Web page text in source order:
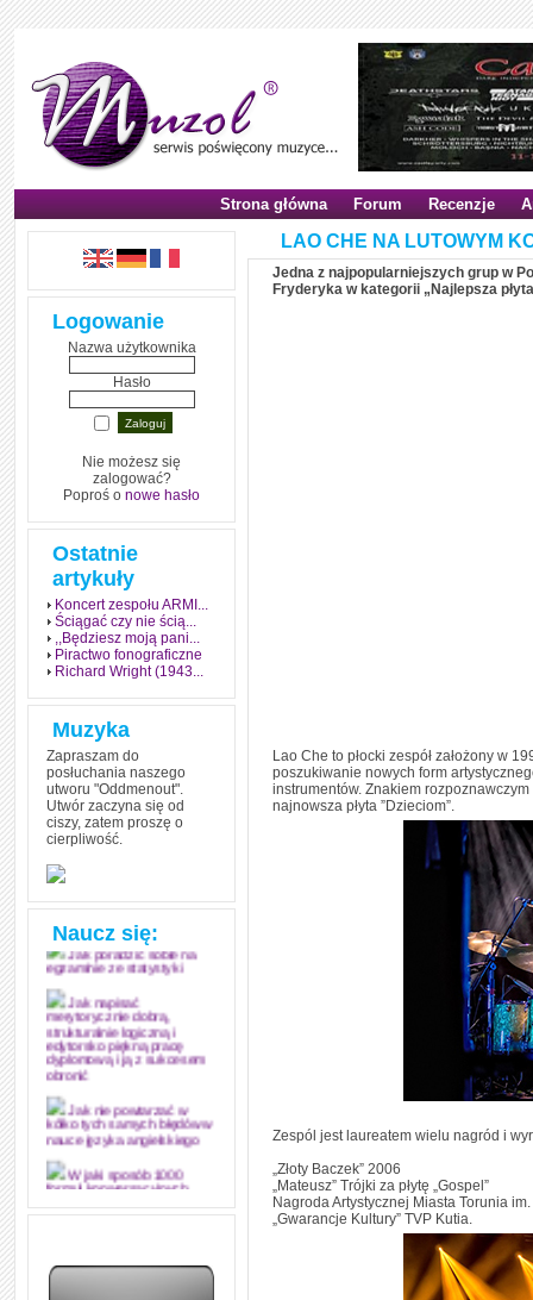
Strona główna Forum Recenzje
Logowanie
Nazwa użytkownika
Hasło
Nie możesz się
zalogować?
Poproś o nowe hasło
Ostatnie
artykuły
Koncert zespołu ARMI...
Ściągać czy nie ścią...
,,Będziesz moją pani...
Piractwo fonograficzne
Richard Wright (1943...
Muzyka
Zapraszam do
posłuchania naszego
utworu "Oddmenout".
Utwór zaczyna się od
ciszy, zatem proszę o
cierpliwość.
Naucz się:
Jak stworzyć fenomen
egzamin? Poznaj metody
Jak poradzić sobie na
egzaminie ze statystyki
Jak napisać
merytorycznie dobrą,
strukturalnie logiczną i
edytorsko piękną pracę
dyplomową i ją z sukcesem
obronić
Jak nie powtarzać w
kółko tych samych błędów w
nauce języka angielskiego
W jaki sposób 1000
formuł konwersacyjnych
pozwoli Ci opanować język
Angielskie przyimki
LAO CHE NA LUTOWYM
Jedna z najpopularniejszych grup w
Fryderyka w kategorii „Najlepsza
Lao Che to płocki zespół założony w
poszukiwanie nowych form
instrumentów. Znakiem rozpoznawczym
najnowsza płyta ”Dzieciom”.
Zespól jest laureatem wielu nagród i
„Złoty Baczek” 2006
„Mateusz” Trójki za płytę „Gospel”
Nagroda Artystycznej Miasta Torunia
„Gwarancje Kultury” TVP Kutia.